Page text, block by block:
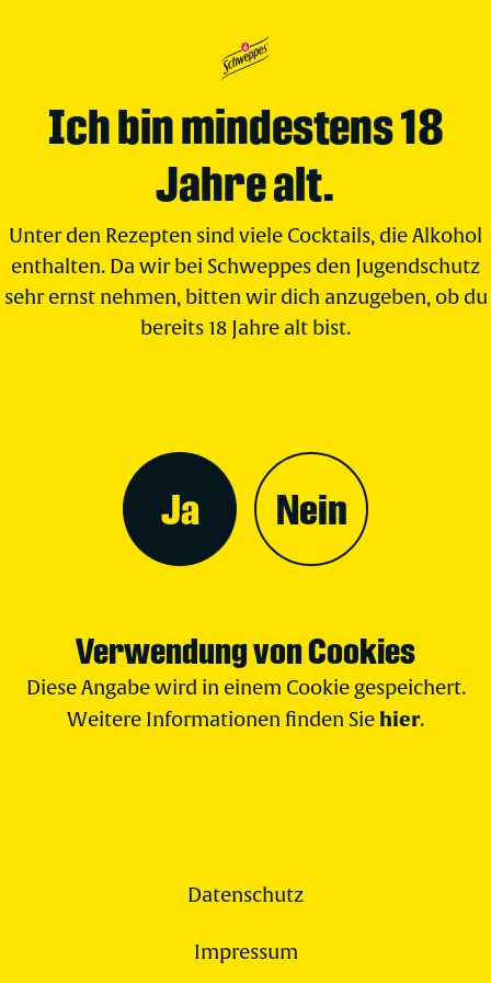
Ich bin mindestens 18
Jahre alt.
Unter den Rezepten sind viele Cocktails, die Alkohol
enthalten. Da wir bei Schweppes den Jugendschutz
sehr ernst nehmen, bitten wir dich anzugeben, ob du
bereits 18 Jahre alt bist.
Ja Nein
Verwendung von Cookies
Diese Angabe wird in einem Cookie gespeichert.
Weitere Informationen finden Sie hier.
Datenschutz
Impressum